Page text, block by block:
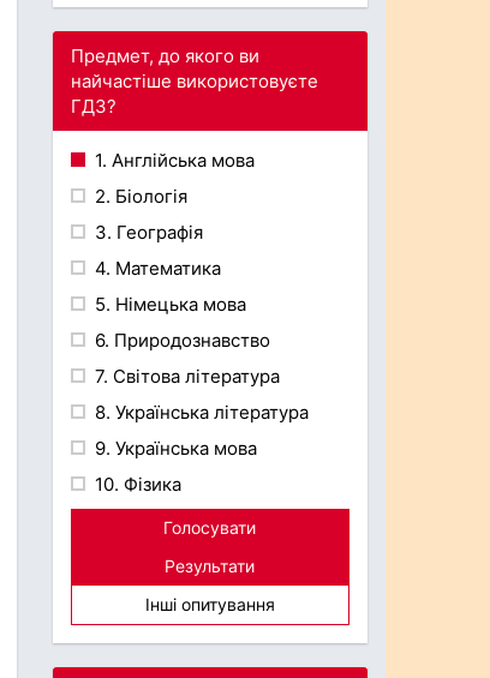
Предмет, до якого ви
найчастіше використовуєте
ГДЗ?
1. Англійська мова
2. Біологія
3. Географія
4. Математика
5. Німецька мова
6. Природознавство
7. Світова література
8. Українська література
9. Українська мова
10. Фізика
Голосувати
Результати
Інші опитування